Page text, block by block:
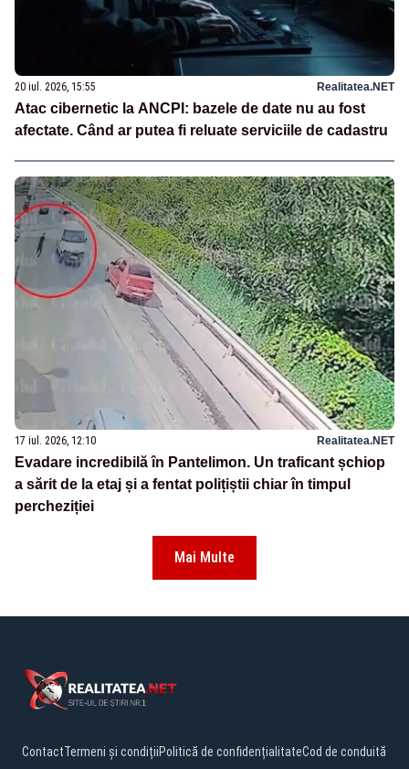
20 iul. 2026, 15:55 Realitatea.NET
Atac cibernetic la ANCPI: bazele de date nu au fost
afectate. Când ar putea fi reluate serviciile de cadastru
17 iul. 2026, 12:10 Realitatea.NET
Evadare incredibilă în Pantelimon. Un traficant șchiop
a sărit de la etaj și a fentat polițiștii chiar în timpul
percheziției
Mai Multe
ContactTermeni și condițiiPolitică de confidențialitateCod de conduită